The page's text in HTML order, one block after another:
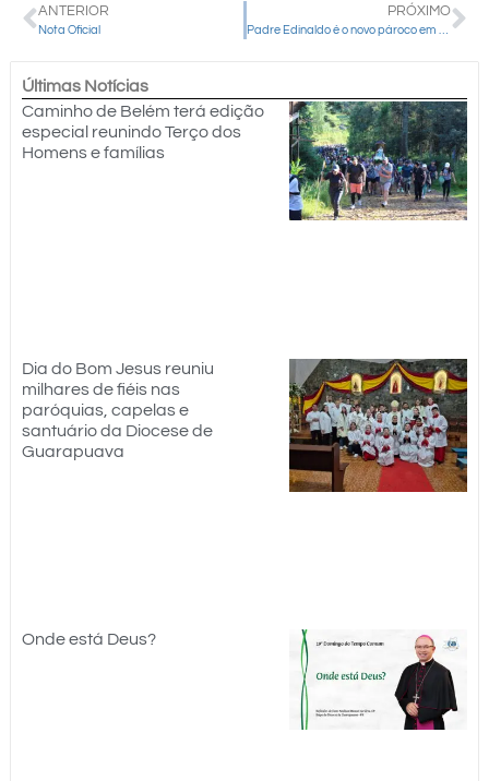
ANTERIOR
Nota Oficial
PRÓXIMO
Últimas Notícias
Caminho de Belém terá edição
especial reunindo Terço dos
Homens e famílias
Dia do Bom Jesus reuniu
milhares de fiéis nas
paróquias, capelas e
santuário da Diocese de
Guarapuava
Onde está Deus?